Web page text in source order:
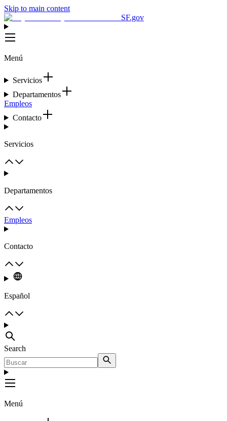
Skip to main content
SF.gov
Menú
Servicios
Departamentos
Empleos
Contacto
Servicios
Departamentos
Empleos
Contacto
Español
Search
Menú